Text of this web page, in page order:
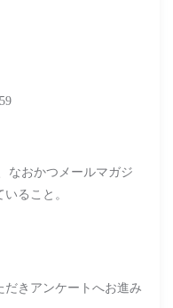
なおかつメールマガジ
ること。
だきアンケートへお進み